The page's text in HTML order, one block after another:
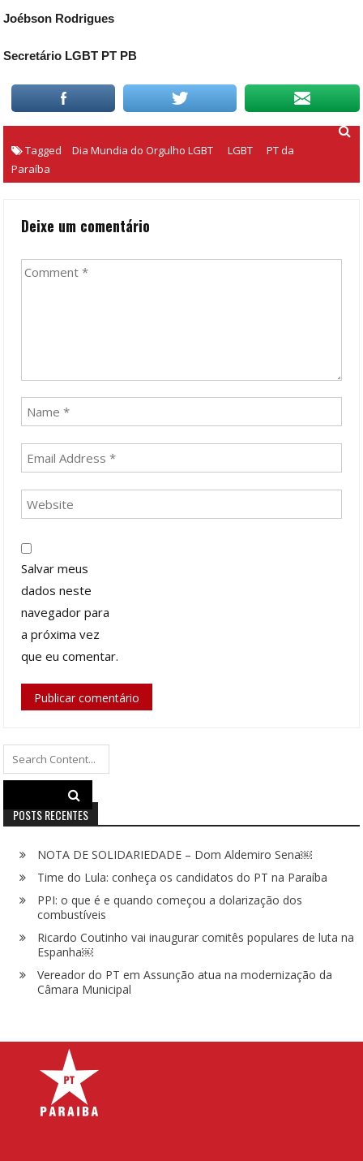
Joébson Rodrigues
Secretário LGBT PT PB
Tagged Dia Mundia do Orgulho LGBT LGBT
PT da
Paraíba
Deixe um comentário
Salvar meus
dados neste
navegador para
a próxima vez
que eu comentar.
Search
for:
POSTS RECENTES
NOTA DE SOLIDARIEDADE – Dom Aldemiro Sena￼
Time do Lula: conheça os candidatos do PT na Paraíba
PPI: o que é e quando começou a dolarização dos
combustíveis
Ricardo Coutinho vai inaugurar comitês populares de luta na
Espanha￼
Vereador do PT em Assunção atua na modernização da
Câmara Municipal